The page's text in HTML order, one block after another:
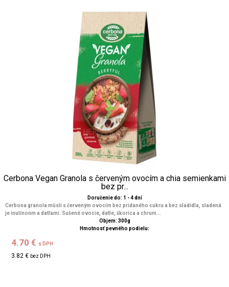
Cerbona Vegan Granola s červeným ovocím a chia semienkami
bez pr...
Doručenie do: 1 - 4 dní
Cerbona granola müsli s červeným ovocím bez pridaného cukru a bez sladidla, sladená
je inulínonm a datľami. Sušené ovocie, datle, škorica a chrum...
Objem: 300g
Hmotnosť pevného podielu:
4.70 € s DPH
3.82 € bez DPH